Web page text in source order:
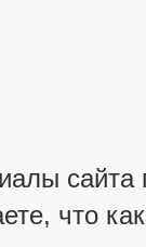
сайта
что